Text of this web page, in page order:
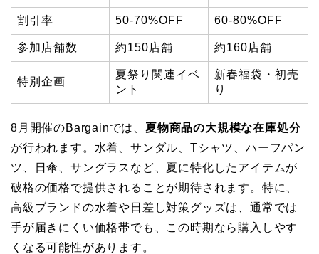
割引率 50-70%OFF 60-80%OFF
参加店舗数 約150店舗 約160店舗
特別企画
夏祭り関連イベ
ント
新春福袋・初売
り
8月開催のBargainでは、 夏物商品の大規模な在庫処分
が行われます。水着、サンダル、Tシャツ、ハーフパン
ツ、日傘、サングラスなど、夏に特化したアイテムが
破格の価格で提供されることが期待されます。特に、
高級ブランドの水着や日差し対策グッズは、通常では
手が届きにくい価格帯でも、この時期なら購入しやす
くなる可能性があります。